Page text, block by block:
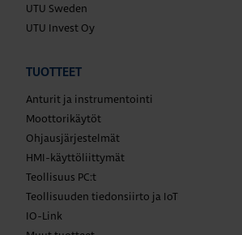
UTU Sweden
UTU Invest Oy
TUOTTEET
Anturit ja instrumentointi
Moottorikäytöt
Ohjausjärjestelmät
HMI-käyttöliittymät
Teollisuus PC:t
Teollisuuden tiedonsiirto ja IoT
IO-Link